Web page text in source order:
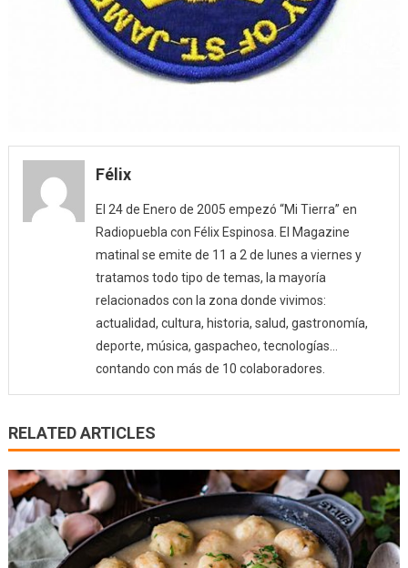
Félix
El 24 de Enero de 2005 empezó “Mi Tierra” en
Radiopuebla con Félix Espinosa. El Magazine
matinal se emite de 11 a 2 de lunes a viernes y
tratamos todo tipo de temas, la mayoría
relacionados con la zona donde vivimos:
actualidad, cultura, historia, salud, gastronomía,
deporte, música, gaspacheo, tecnologías…
contando con más de 10 colaboradores.
RELATED ARTICLES